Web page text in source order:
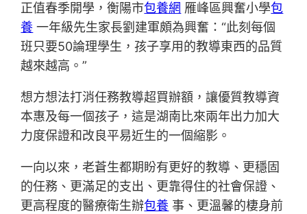
正值春季開學，衡陽市包養網 雁峰區興奮小學包
養 一年級先生家長劉建軍頗為興奮：“此刻每個
班只要50論理學生，孩子享用的教導東西的品質
越來越高。”
想方想法打消任務教導超買辦額，讓優質教導資
本惠及每一個孩子，這是湖南比來兩年出力加大
力度保證和改良平易近生的一個縮影。
一向以來，老蒼生都期盼有更好的教導、更穩固
的任務、更滿足的支出、更靠得住的社會保證、
更高程度的醫療衛生辦包養 事、更溫馨的棲身前